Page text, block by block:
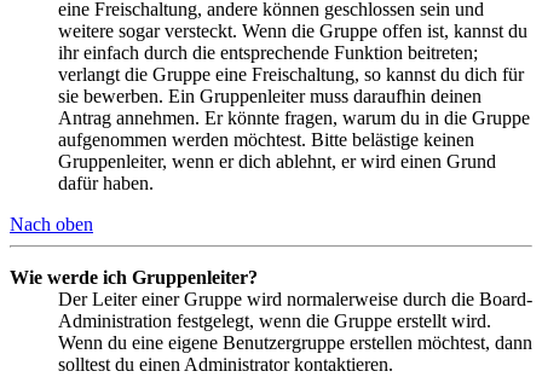
eine Freischaltung, andere können geschlossen sein und
weitere sogar versteckt. Wenn die Gruppe offen ist, kannst du
ihr einfach durch die entsprechende Funktion beitreten;
verlangt die Gruppe eine Freischaltung, so kannst du dich für
sie bewerben. Ein Gruppenleiter muss daraufhin deinen
Antrag annehmen. Er könnte fragen, warum du in die Gruppe
aufgenommen werden möchtest. Bitte belästige keinen
Gruppenleiter, wenn er dich ablehnt, er wird einen Grund
dafür haben.
Nach oben
Wie werde ich Gruppenleiter?
Der Leiter einer Gruppe wird normalerweise durch die Board-
Administration festgelegt, wenn die Gruppe erstellt wird.
Wenn du eine eigene Benutzergruppe erstellen möchtest, dann
solltest du einen Administrator kontaktieren.